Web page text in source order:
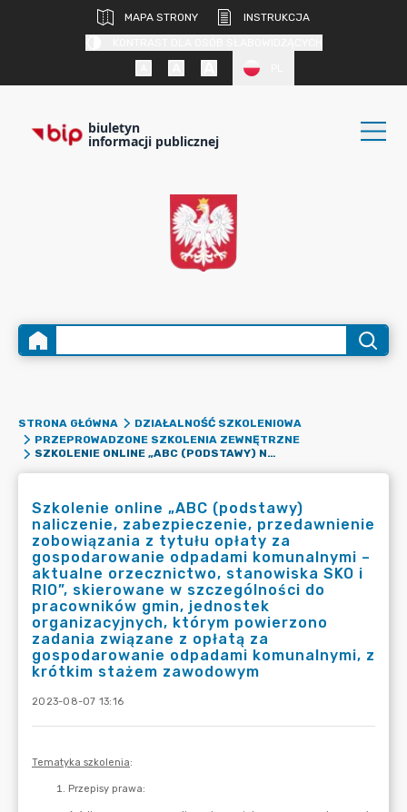
MAPA STRONY
INSTRUKCJA
biuletyn
informacji publicznej
STRONA GŁÓWNA
DZIAŁALNOŚĆ SZKOLENIOWA
PRZEPROWADZONE SZKOLENIA ZEWNĘTRZNE
SZKOLENIE ONLINE „ABC (PODSTAWY) NALICZENIE, ZABEZPIECZENIE, PRZEDAWNIENIE ZOBOWIĄZANIA Z TYTUŁU OPŁATY ZA GOSPODAROWANIE ODPADAMI KOMUNALNYMI – AKTUALNE ORZECZNICTWO, STANOWISKA SKO I RIO”, SKIEROWANE W SZCZEGÓLNOŚCI DO PRACOWNIKÓW GMIN, JEDNOSTEK ORGANIZACYJNYCH, KTÓRYM POWIERZONO ZADANIA ZWIĄZANE Z OPŁATĄ ZA GOSPODAROWANIE ODPADAMI KOMUNALNYMI, Z KRÓTKIM STAŻEM ZAWODOWYM
Szkolenie online „ABC (podstawy)
naliczenie, zabezpieczenie, przedawnienie
zobowiązania z tytułu opłaty za
gospodarowanie odpadami komunalnymi –
aktualne orzecznictwo, stanowiska SKO i
RIO”, skierowane w szczególności do
pracowników gmin, jednostek
organizacyjnych, którym powierzono
zadania związane z opłatą za
gospodarowanie odpadami komunalnymi, z
krótkim stażem zawodowym
2023-08-07 13:16